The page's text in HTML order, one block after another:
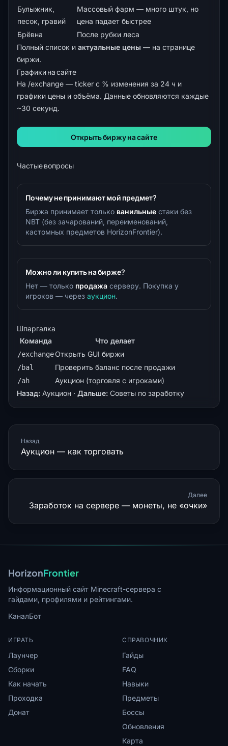
Булыжник,
песок, гравий
Массовый фарм — много штук, но
цена падает быстрее
Брёвна
После рубки леса
Полный список и актуальные цены — на странице
биржи.
Графики на сайте
На /exchange — ticker с % изменения за 24 ч и
графики цены и объёма. Данные обновляются каждые
~30 секунд.
Открыть биржу на сайте
Частые вопросы
Почему не принимают мой предмет?
Биржа принимает только ванильные стаки без
NBT (без зачарований, переименований,
кастомных предметов HorizonFrontier).
Можно ли купить на бирже?
Нет — только продажа серверу. Покупка у
игроков — через аукцион.
Шпаргалка
Команда Что делает
/exchangeОткрыть GUI биржи
/bal Проверить баланс после продажи
/ah
Аукцион (торговля с игроками)
Назад: Аукцион · Дальше: Советы по заработку
Назад
Аукцион — как торговать
Далее
Заработок на сервере — монеты, не «очки»
HorizonFrontier
Информационный сайт Minecraft-сервера с
гайдами, профилями и рейтингами.
КаналБот
ИГРАТЬ
Лаунчер
Сборки
Как начать
Проходка
Донат
СПРАВОЧНИК
Гайды
FAQ
Навыки
Предметы
Боссы
Обновления
Карта